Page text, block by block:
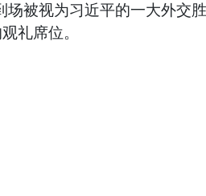
被视为习近平的一大外
礼席位。